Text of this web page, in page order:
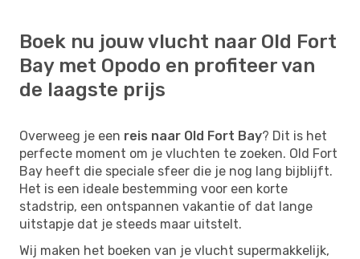
Boek nu jouw vlucht naar Old Fort
Bay met Opodo en profiteer van
de laagste prijs
Overweeg je een reis naar Old Fort Bay? Dit is het
perfecte moment om je vluchten te zoeken. Old Fort
Bay heeft die speciale sfeer die je nog lang bijblijft.
Het is een ideale bestemming voor een korte
stadstrip, een ontspannen vakantie of dat lange
uitstapje dat je steeds maar uitstelt.
Wij maken het boeken van je vlucht supermakkelijk,